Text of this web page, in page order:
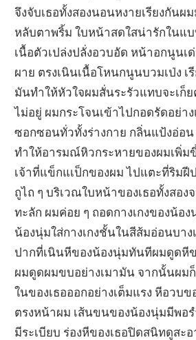
จึงจับเธอทั้งสองนอนหงายเรียงกันผ
หลับตาพริ้ม ใบหน้าสดใสน่ารักในแ
เนื้อตัวเปล่งปลั่งอวบอัด หน้าอกนูนเ
ผาย ตรงเนินเนื้อโหนกนูนบวมเป่ง
มันทำให้หัวใจผมสั่นระรัวแทบจะเก็
ไม่อยู่ ผมกระโจนเข้าไปกอดรัดอย่า
ซอกซอนทั่วทั้งร่างกาย กลิ่นแป้งอ่อน
ทำให้อารมณ์หิวกระหายของผมเพิ่
เจ้าที่แข็กแเป็กของผม ไปแตะที่ริมฝี
ถูไถ ๆ บริเวณใบหน้าของเธอทั้งสอ
ทะลัก ผมค่อย ๆ ถอดกางเกงของน้อ
น้องนุ่มใส่กางเกงชั้นในสีส้มอ่อนบาง
ปากที่เนินหีของน้องนุ่มทันทีผมดูดหีข
ผมดูดผมขบอย่างเมามัน จากนั้นผม
ในของเธอออกอย่างเต็มแรง หีอวบ
ตรงหน้าผม เส้นขนของน้องนุ่มมีพอ
มีระเบียบ ร่องหีของเธอปิดสนิทดูสะ